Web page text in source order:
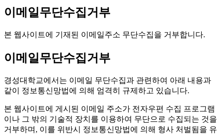
이메일무단수집거부
본 웹사이트에 기재된 이메일주소 무단수집을 거부합니다.
이메일무단수집거부
경성대학교에서는 이메일 무단수집과 관련하여 아래 내용과
같이 정보통신망법에 의해 엄격히 규제하고 있습니다.
본 웹사이트에 게시된 이메일 주소가 전자우편 수집 프로그램
이나 그 밖의 기술적 장치를 이용하여 무단으로 수집되는 것을
거부하며, 이를 위반시 정보통신망법에 의해 형사 처벌됨을 유